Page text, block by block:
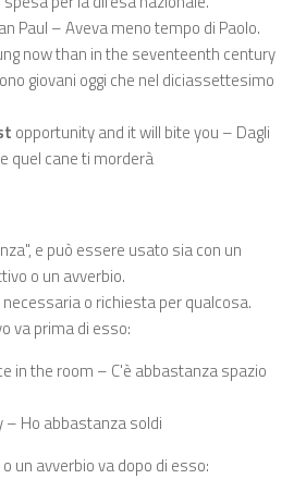
Paul – Aveva meno tempo di Paolo.
now than in the seventeenth century
giovani oggi che nel diciassettesimo
opportunity and it will bite you – Dagli
quel cane ti morderà
e può essere usato sia con un
o un avverbio.
o richiesta per qualcosa.
va prima di esso:
in the room – C'è abbastanza spazio
– Ho abbastanza soldi
un avverbio va dopo di esso: